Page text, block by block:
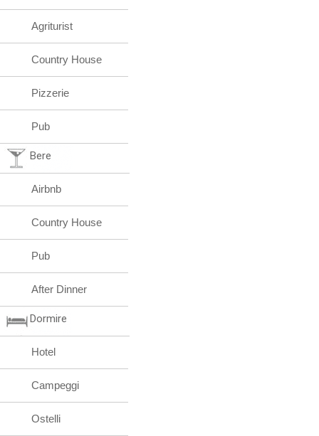
Agriturist
Country House
Pizzerie
Pub
Bere
Airbnb
Country House
Pub
After Dinner
Dormire
Hotel
Campeggi
Ostelli